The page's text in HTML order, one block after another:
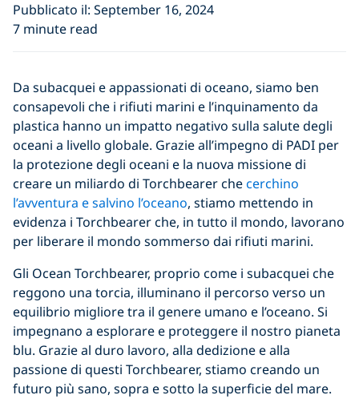
Pubblicato il: September 16, 2024
7 minute read
Da subacquei e appassionati di oceano, siamo ben
consapevoli che i rifiuti marini e l’inquinamento da
plastica hanno un impatto negativo sulla salute degli
oceani a livello globale. Grazie all’impegno di PADI per
la protezione degli oceani e la nuova missione di
creare un miliardo di Torchbearer checerchino
l’avventura e salvino l’oceano, stiamo mettendo in
evidenza i Torchbearer che, in tutto il mondo, lavorano
per liberare il mondo sommerso dai rifiuti marini.
Gli Ocean Torchbearer, proprio come i subacquei che
reggono una torcia, illuminano il percorso verso un
equilibrio migliore tra il genere umano e l’oceano. Si
impegnano a esplorare e proteggere il nostro pianeta
blu. Grazie al duro lavoro, alla dedizione e alla
passione di questi Torchbearer, stiamo creando un
futuro più sano, sopra e sotto la superficie del mare.